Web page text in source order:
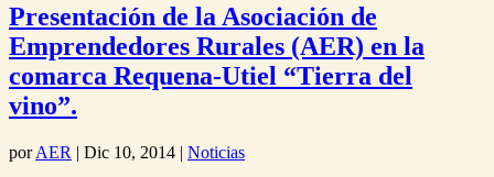
Presentación de la Asociación de
Emprendedores Rurales (AER) en la
comarca Requena-Utiel “Tierra del
vino”.
porAER | Dic 10, 2014 | Noticias